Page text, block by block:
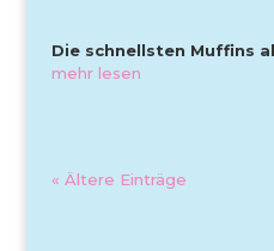
Die schnellsten Muffins
mehr lesen
« Ältere Einträge